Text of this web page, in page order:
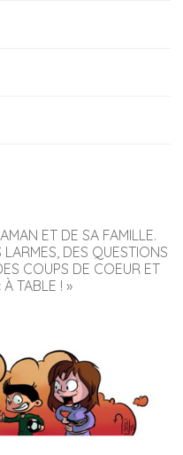
ET DE SA FAMILLE.
DES QUESTIONS
COUPS DE COEUR ET
TABLE ! »